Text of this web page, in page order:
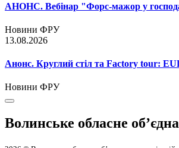
АНОНС. Вебінар "Форс-мажор у
Новини ФРУ
13.08.2026
Анонс. Круглий стіл та Factory tour:
Новини ФРУ
Волинське обласне